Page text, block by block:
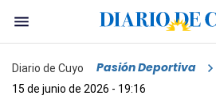
Diario de Cuyo Pasión Deportiva
15 de junio de 2026 - 19:16